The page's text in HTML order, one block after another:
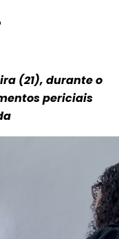
(21), durante o
periciais